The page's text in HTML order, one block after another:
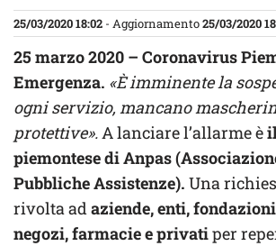
25/03/2020 18:02 - Aggiornamento25/03/2020
25 marzo 2020 – Coronavirus
Emergenza. «È imminente la
ogni servizio, mancano
protettive».A lanciare l’allarme è
piemontese di Anpas
Pubbliche Assistenze). Una
rivolta adaziende, enti,
negozi, farmacie e privatiper